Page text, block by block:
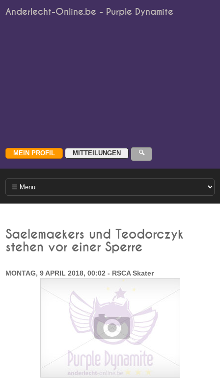
Anderlecht-Online.be - Purple Dynamite
Saelemaekers und Teodorczyk
stehen vor einer Sperre
MONTAG, 9 APRIL 2018, 00:02 - RSCA Skater